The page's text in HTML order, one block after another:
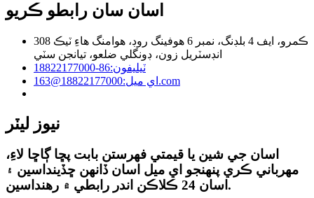
اسان سان رابطو ڪريو
308 ڪمرو، ايف 4 بلڊنگ، نمبر 6 هوفينگ روڊ، هوامنگ هاءِ ٽيڪ
انڊسٽريل زون، ڊونگلي ضلعو، تيانجن سٽي
ٽيليفون:86-18822177000
اي ميل: 18822177000@163.com
نيوز ليٽر
اسان جي شين يا قيمتي فهرستن بابت پڇا ڳاڇا لاءِ،
مهرباني ڪري پنهنجو اي ميل اسان ڏانهن ڇڏينداسين ۽
اسان 24 ڪلاڪن اندر رابطي ۾ رهنداسين.